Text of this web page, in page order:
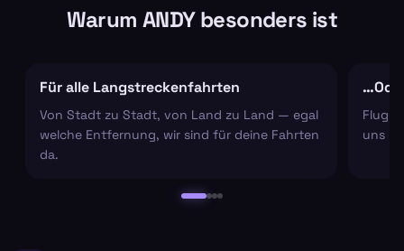
Warum ANDY besonders ist
Für alle Langstreckenfahrten
Von Stadt zu Stadt, von Land zu Land — egal
welche Entfernung, wir sind für deine Fahrten
da.
uns